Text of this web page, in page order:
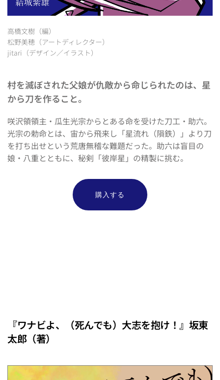
高橋文樹（編）
松野美穂（アートディレクター）
jitari（デザイン／イラスト）
村を滅ぼされた父娘が仇敵から命じられたのは、星
から刀を作ること。
咲沢領領主・瓜生光宗からとある命を受けた刀工・助六。
光宗の勅命とは、宙から飛来し「星流れ（隕鉄）」より刀
を打ち出せという荒唐無稽な難題だった。助六は盲目の
娘・八重とともに、秘剣「彼岸星」の精製に挑む。
購入する
『ワナビよ、（死んでも）大志を抱け！』坂東
太郎（著）